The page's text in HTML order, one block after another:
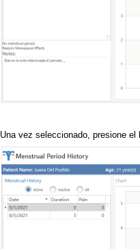
Una vez seleccionado, presione